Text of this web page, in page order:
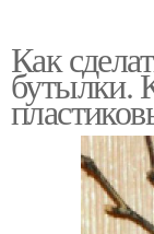
Как
бутылки.